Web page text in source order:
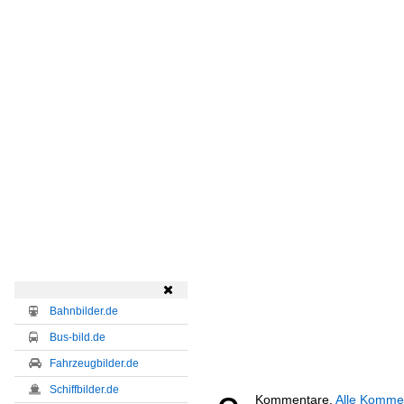

Bahnbilder.de
Bus-bild.de
Fahrzeugbilder.de
Schiffbilder.de
Kommentare, Alle